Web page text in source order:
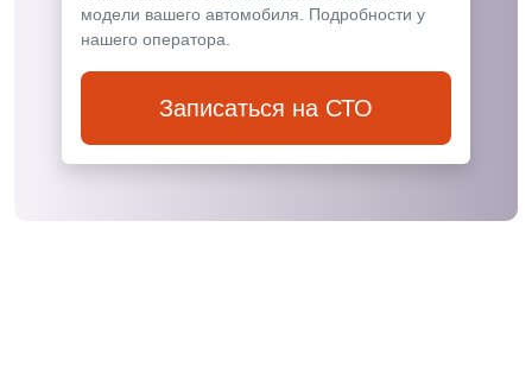
модели вашего автомобиля. Подробности у
нашего оператора.
Записаться на СТО